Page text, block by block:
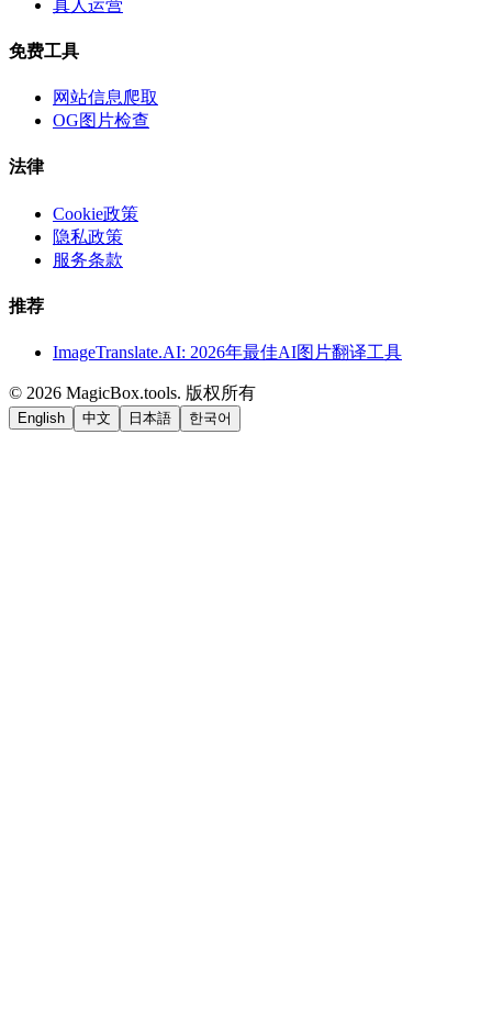
真人运营
免费工具
网站信息爬取
OG图片检查
法律
Cookie政策
隐私政策
服务条款
推荐
ImageTranslate.AI: 2026年最佳AI图片翻译工具
© 2026 MagicBox.tools. 版权所有
English 中文 日本語 한국어